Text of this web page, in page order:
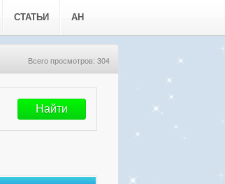
СТАТЬИ АН
Всего просмотров: 304